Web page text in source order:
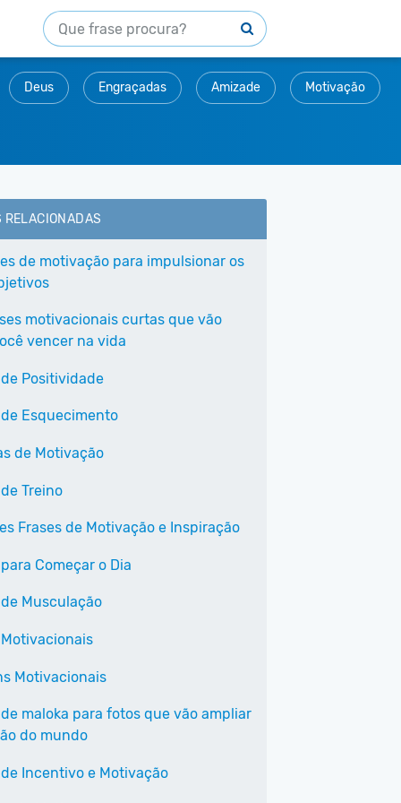
Deus Engraçadas Amizade Motivação
RELACIONADAS
de motivação para impulsionar os
motivacionais curtas que vão
vencer na vida
Positividade
de Esquecimento
de Motivação
Treino
Frases de Motivação e Inspiração
Começar o Dia
de Musculação
Motivacionais
de maloka para fotos que vão ampliar
do mundo
de Incentivo e Motivação